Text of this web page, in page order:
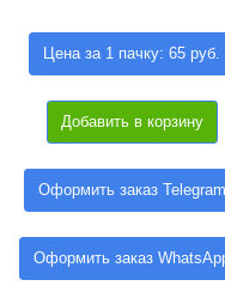
Цена за 1 пачку: 65 руб.
Добавить в корзину
Оформить заказ Telegram
Оформить заказ